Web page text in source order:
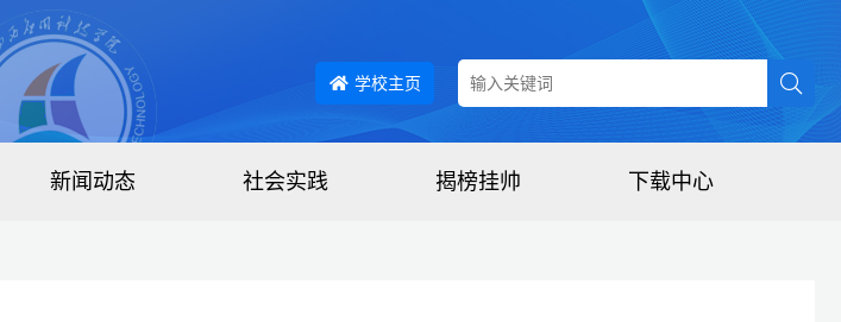
学校主页
新闻动态 社会实践 揭榜挂帅 下载中心